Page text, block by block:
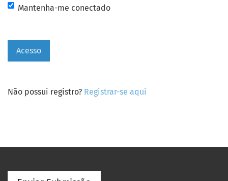
Mantenha-me conectado
Acesso
Não possui registro? Registrar-se aqui